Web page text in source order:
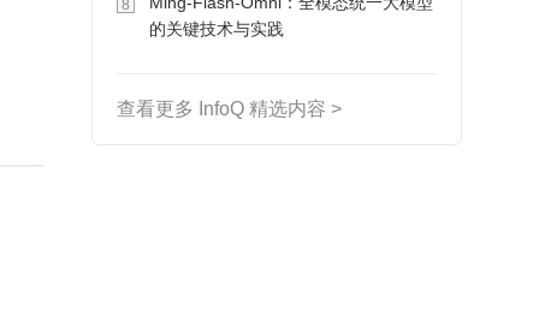
8
的关键技术与实践
查看更多 InfoQ 精选内容 >